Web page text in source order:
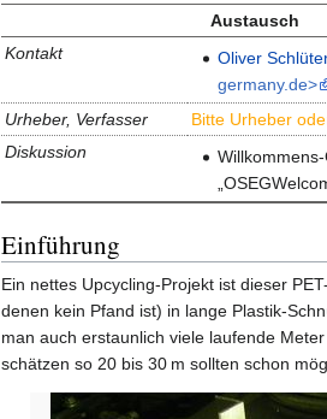
Austausch
Kontakt
Oliver
germany.de>
Urheber, Verfasser
Bitte Urheber
Diskussion
Einführung
Ein nettes Upcycling-Projekt ist dieser
denen kein Pfand ist) in lange Plastik-
man auch erstaunlich viele laufende
schätzen so 20 bis 30 m sollten schon